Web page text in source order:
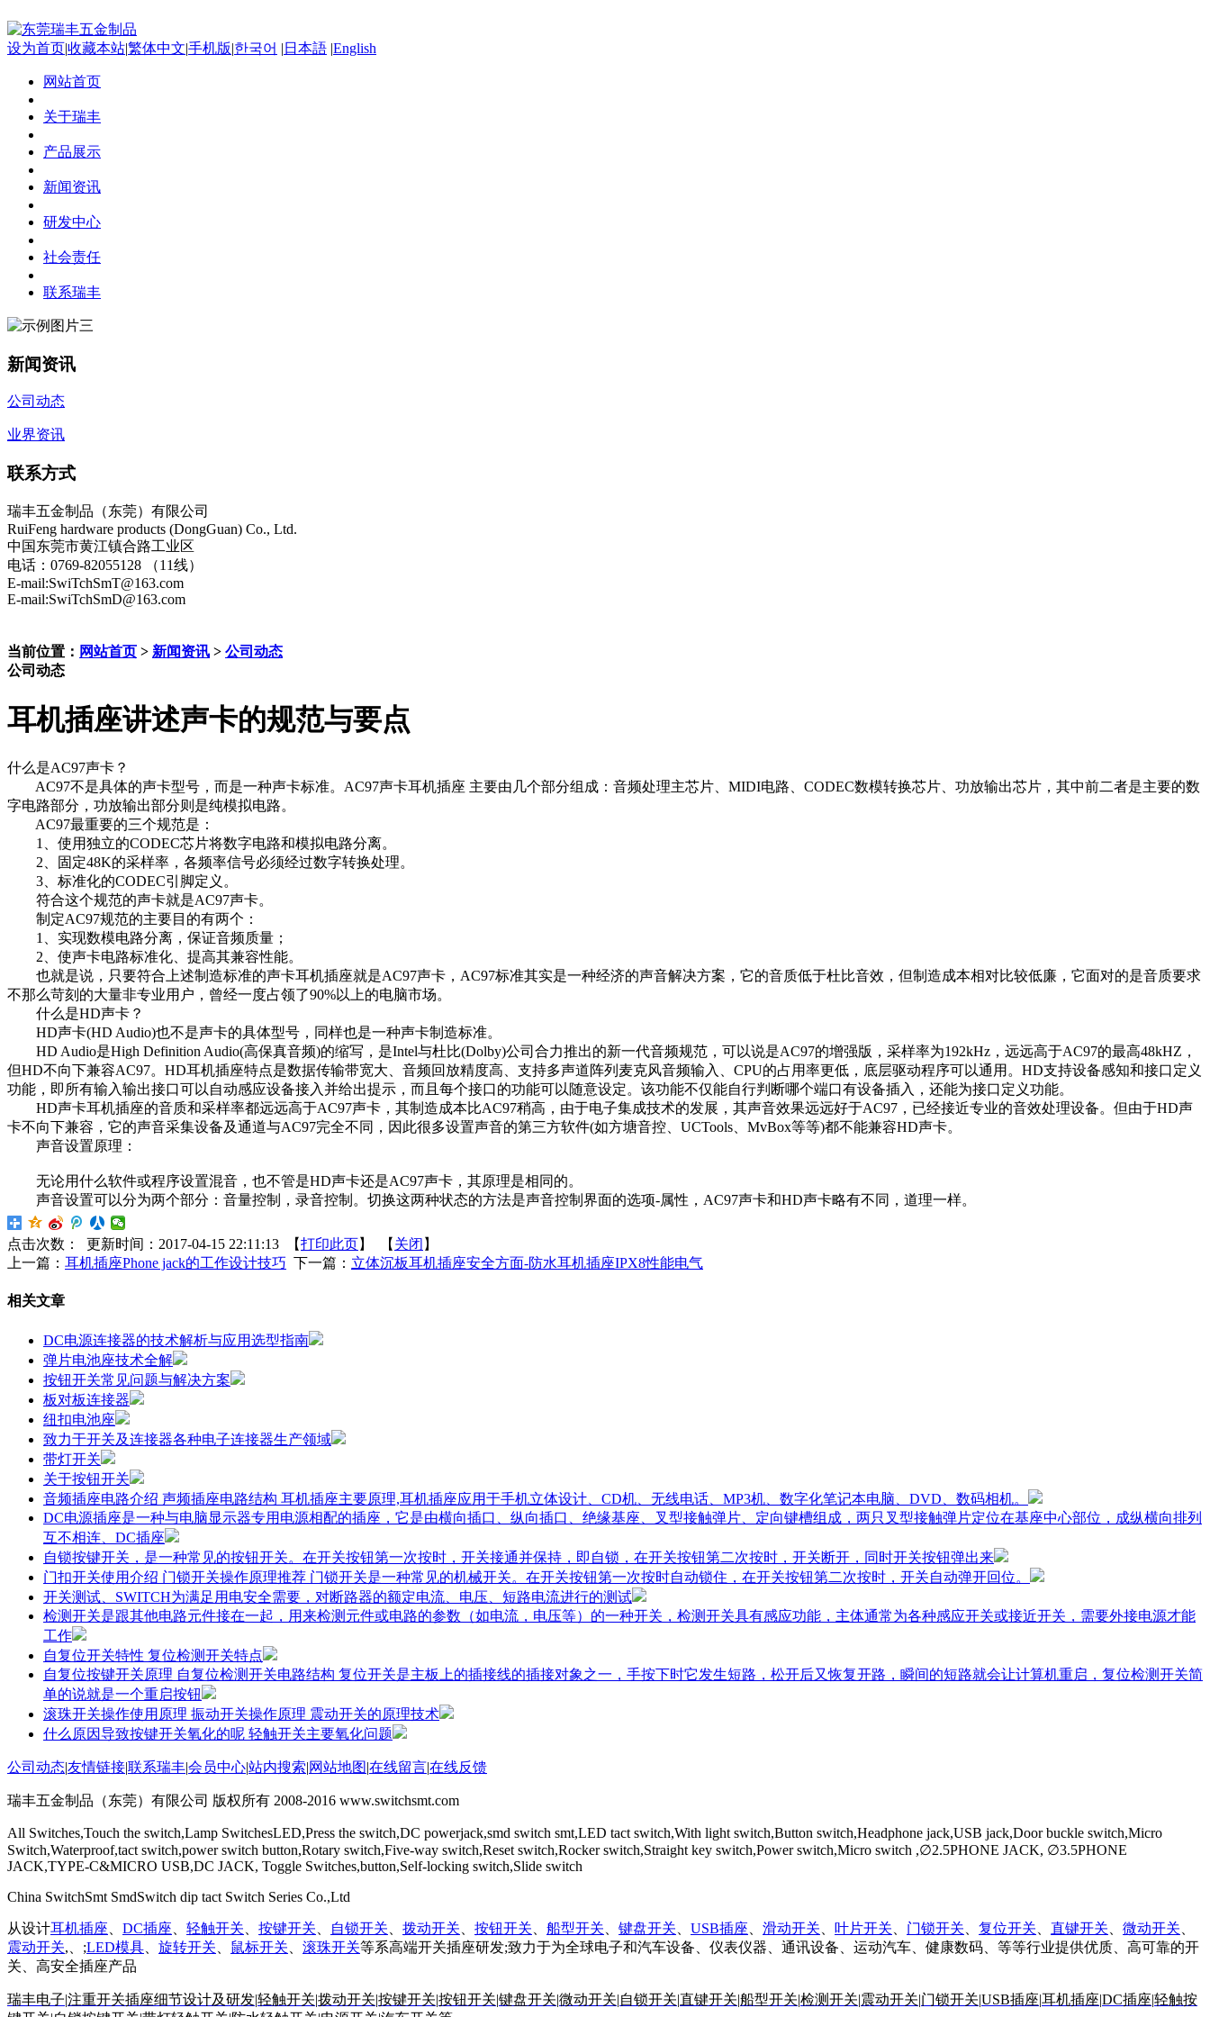
设为首页|收藏本站|繁体中文|手机版|한국어 | 日本語 |English
网站首页
关于瑞丰
产品展示
新闻资讯
研发中心
社会责任
联系瑞丰
新闻资讯
公司动态
业界资讯
联系方式
瑞丰五金制品（东莞）有限公司
RuiFeng hardware products (DongGuan) Co., Ltd.
中国东莞市黄江镇合路工业区
电话：0769-82055128 （11线）
E-mail:SwiTchSmT@163.com
E-mail:SwiTchSmD@163.com
当前位置： 网站首页 > 新闻资讯 > 公司动态
公司动态
耳机插座讲述声卡的规范与要点
什么是AC97声卡？
AC97不是具体的声卡型号，而是一种声卡标准。AC97声卡耳机插座 主要由几个部分组成：音频处理主芯片、MIDI电路、CODEC数模转换芯片、功放输出芯片，其中前二者是主要的数
字电路部分，功放输出部分则是纯模拟电路。
AC97最重要的三个规范是：
1、使用独立的CODEC芯片将数字电路和模拟电路分离。
2、固定48K的采样率，各频率信号必须经过数字转换处理。
3、标准化的CODEC引脚定义。
符合这个规范的声卡就是AC97声卡。
制定AC97规范的主要目的有两个：
1、实现数模电路分离，保证音频质量；
2、使声卡电路标准化、提高其兼容性能。
也就是说，只要符合上述制造标准的声卡耳机插座就是AC97声卡，AC97标准其实是一种经济的声音解决方案，它的音质低于杜比音效，但制造成本相对比较低廉，它面对的是音质要求
不那么苛刻的大量非专业用户，曾经一度占领了90%以上的电脑市场。
什么是HD声卡？
HD声卡(HD Audio)也不是声卡的具体型号，同样也是一种声卡制造标准。
HD Audio是High Definition Audio(高保真音频)的缩写，是Intel与杜比(Dolby)公司合力推出的新一代音频规范，可以说是AC97的增强版，采样率为192kHz，远远高于AC97的最高48kHZ，
但HD不向下兼容AC97。HD耳机插座特点是数据传输带宽大、音频回放精度高、支持多声道阵列麦克风音频输入、CPU的占用率更低，底层驱动程序可以通用。HD支持设备感知和接口定义
功能，即所有输入输出接口可以自动感应设备接入并给出提示，而且每个接口的功能可以随意设定。该功能不仅能自行判断哪个端口有设备插入，还能为接口定义功能。
HD声卡耳机插座的音质和采样率都远远高于AC97声卡，其制造成本比AC97稍高，由于电子集成技术的发展，其声音效果远远好于AC97，已经接近专业的音效处理设备。但由于HD声
卡不向下兼容，它的声音采集设备及通道与AC97完全不同，因此很多设置声音的第三方软件(如方塘音控、UCTools、MvBox等等)都不能兼容HD声卡。
声音设置原理：
无论用什么软件或程序设置混音，也不管是HD声卡还是AC97声卡，其原理是相同的。
声音设置可以分为两个部分：音量控制，录音控制。切换这两种状态的方法是声音控制界面的选项-属性，AC97声卡和HD声卡略有不同，道理一样。
点击次数： 更新时间：2017-04-15 22:11:13 【打印此页】 【 关闭 】
上一篇： 耳机插座Phone jack的工作设计技巧 下一篇： 立体沉板耳机插座安全方面-防水耳机插座IPX8性能电气
相关文章
DC电源连接器的技术解析与应用选型指南
弹片电池座技术全解
按钮开关常见问题与解决方案
板对板连接器
纽扣电池座
致力于开关及连接器各种电子连接器生产领域
带灯开关
关于按钮开关
音频插座电路介绍 声频插座电路结构 耳机插座主要原理,耳机插座应用于手机立体设计、CD机、无线电话、MP3机、数字化笔记本电脑、DVD、数码相机。
DC电源插座是一种与电脑显示器专用电源相配的插座，它是由横向插口、纵向插口、绝缘基座、叉型接触弹片、定向键槽组成，两只叉型接触弹片定位在基座中心部位，成纵横向排列
互不相连、DC插座
自锁按键开关，是一种常见的按钮开关。在开关按钮第一次按时，开关接通并保持，即自锁，在开关按钮第二次按时，开关断开，同时开关按钮弹出来
门扣开关使用介绍 门锁开关操作原理推荐 门锁开关是一种常见的机械开关。在开关按钮第一次按时自动锁住，在开关按钮第二次按时，开关自动弹开回位。
开关测试、SWITCH为满足用电安全需要，对断路器的额定电流、电压、短路电流进行的测试
检测开关是跟其他电路元件接在一起，用来检测元件或电路的参数（如电流，电压等）的一种开关，检测开关具有感应功能，主体通常为各种感应开关或接近开关，需要外接电源才能
工作
自复位开关特性 复位检测开关特点
自复位按键开关原理 自复位检测开关电路结构 复位开关是主板上的插接线的插接对象之一，手按下时它发生短路，松开后又恢复开路，瞬间的短路就会让计算机重启，复位检测开关简
单的说就是一个重启按钮
滚珠开关操作使用原理 振动开关操作原理 震动开关的原理技术
什么原因导致按键开关氧化的呢 轻触开关主要氧化问题
公司动态|友情链接|联系瑞丰|会员中心|站内搜索|网站地图|在线留言|在线反馈
瑞丰五金制品（东莞）有限公司 版权所有 2008-2016 www.switchsmt.com
All Switches,Touch the switch,Lamp SwitchesLED,Press the switch,DC powerjack,smd switch smt,LED tact switch,With light switch,Button switch,Headphone jack,USB jack,Door buckle switch,Micro
Switch,Waterproof,tact switch,power switch button,Rotary switch,Five-way switch,Reset switch,Rocker switch,Straight key switch,Power switch,Micro switch ,∅2.5PHONE JACK, ∅3.5PHONE
JACK,TYPE-C&MICRO USB,DC JACK, Toggle Switches,button,Self-locking switch,Slide switch
China SwitchSmt SmdSwitch dip tact Switch Series Co.,Ltd
从设计耳机插座 DC插座 轻触开关 按键开关 自锁开关 拨动开关 按钮开关 船型开关 键盘开关 USB插座 滑动开关 叶片开关 门锁开关 复位开关 直键开关 微动开关
震动开关,、;LED模具 旋转开关 鼠标开关 滚珠开关等系高端开关插座研发;致力于为全球电子和汽车设备、仪表仪器、通讯设备、运动汽车、健康数码、等等行业提供优质、高可靠的开
关、高安全插座产品
瑞丰电子|注重开关插座细节设计及研发|轻触开关|拨动开关|按键开关|按钮开关|键盘开关|微动开关|自锁开关|直键开关|船型开关|检测开关|震动开关|门锁开关|USB插座|耳机插座|DC插座|轻触按